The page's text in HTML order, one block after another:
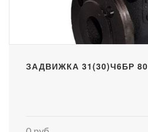
ЗАДВИЖКА 31(30)Ч6БР 80